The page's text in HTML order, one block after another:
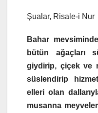
Şualar, Risale-i Nur
Bahar
bütün ağaçları
giydirip, çiçek ve
süslendirip
elleri olan
musanna